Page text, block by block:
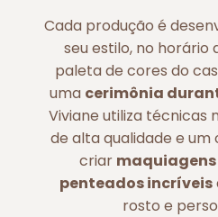
Cada produção é
seu estilo, no horário
paleta de cores do
uma cerimônia
Viviane utiliza técnicas
de alta qualidade e
criar
penteados incríveis
rosto e